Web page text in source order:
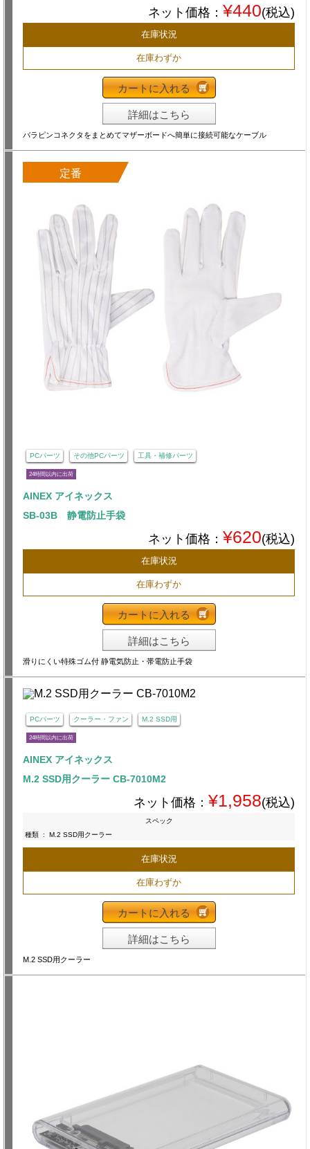
ネット価格： ¥440(税込)
在庫状況
在庫わずか
カートに入れる
詳細はこちら
バラピンコネクタをまとめてマザーボードへ簡単に接続可能なケーブル
定番
PCパーツ その他PCパーツ 工具・補修パーツ
24時間以内に出荷
AINEX アイネックス
SB-03B 静電防止手袋
ネット価格： ¥620(税込)
在庫状況
在庫わずか
カートに入れる
詳細はこちら
滑りにくい特殊ゴム付 静電気防止・帯電防止手袋
PCパーツ クーラー・ファン M.2 SSD用
24時間以内に出荷
AINEX アイネックス
M.2 SSD用クーラー CB-7010M2
ネット価格： ¥1,958(税込)
スペック
種類 : M.2 SSD用クーラー
在庫状況
在庫わずか
カートに入れる
詳細はこちら
M.2 SSD用クーラー